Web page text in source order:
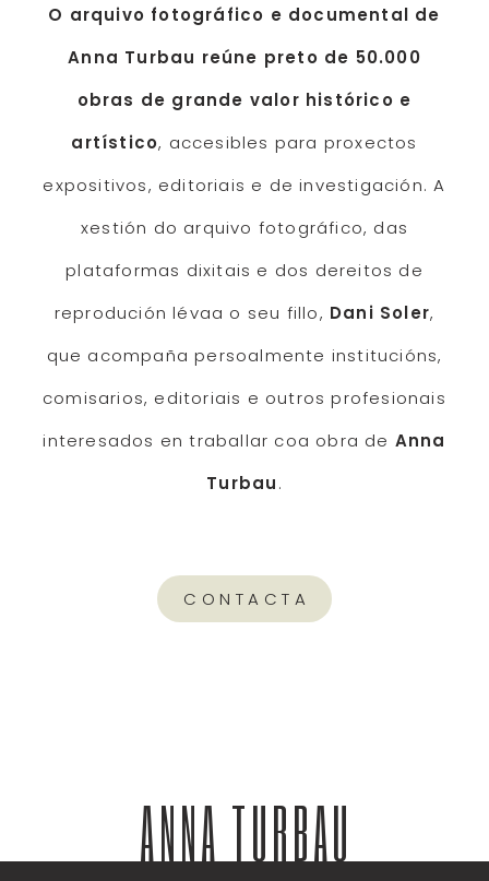
O arquivo fotográfico e documental de
Anna Turbau reúne preto de 50.000
obras de grande valor histórico e
artístico, accesibles para proxectos
expositivos, editoriais e de investigación. A
xestión do arquivo fotográfico, das
plataformas dixitais e dos dereitos de
reprodución lévaa o seu fillo, Dani Soler,
que acompaña persoalmente institucións,
comisarios, editoriais e outros profesionais
interesados en traballar coa obra de Anna
Turbau.
CONTACTA
ANNA TURBAU